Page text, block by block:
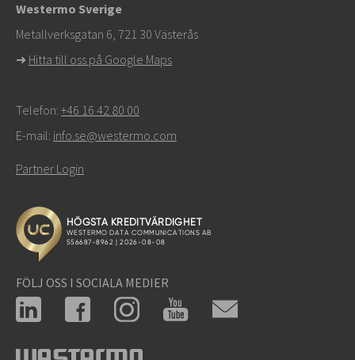
För supportärenden,
support
Westermo Sverige
Metallverksgatan 6, 721 30 Västerås
➜ Hitta till oss på Google Maps
Telefon: +46 16 42 80 00
E-mail: info.se@westermo.com
Partner Login
FÖLJ OSS I SOCIALA MEDIER